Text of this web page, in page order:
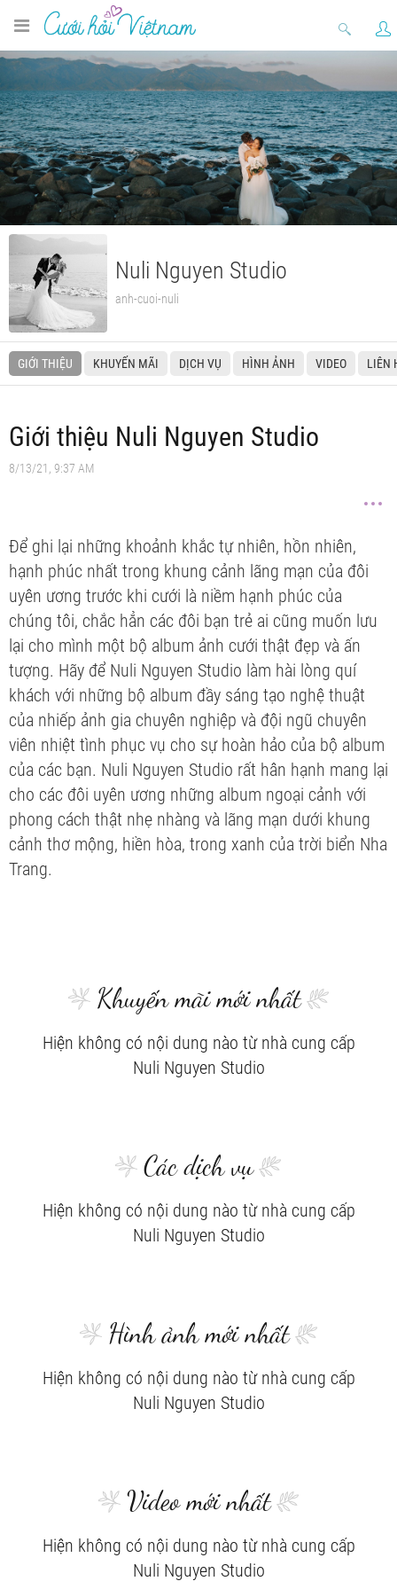
Nuli Nguyen Studio
anh-cuoi-nuli
GIỚI THIỆU KHUYẾN MÃI DỊCH VỤ HÌNH ẢNH VIDEO LIÊN
Giới thiệu Nuli Nguyen Studio
8/13/21, 9:37 AM
Để ghi lại những khoảnh khắc tự nhiên, hồn nhiên,
hạnh phúc nhất trong khung cảnh lãng mạn của đôi
uyên ương trước khi cưới là niềm hạnh phúc của
chúng tôi, chắc hẳn các đôi bạn trẻ ai cũng muốn lưu
lại cho mình một bộ album ảnh cưới thật đẹp và ấn
tượng. Hãy để Nuli Nguyen Studio làm hài lòng quí
khách với những bộ album đầy sáng tạo nghệ thuật
của nhiếp ảnh gia chuyên nghiệp và đội ngũ chuyên
viên nhiệt tình phục vụ cho sự hoàn hảo của bộ album
của các bạn. Nuli Nguyen Studio rất hân hạnh mang lại
cho các đôi uyên ương những album ngoại cảnh với
phong cách thật nhẹ nhàng và lãng mạn dưới khung
cảnh thơ mộng, hiền hòa, trong xanh của trời biển Nha
Trang.
Khuyến mãi mới nhất
Hiện không có nội dung nào từ nhà cung cấp
Nuli Nguyen Studio
Các dịch vụ
Hiện không có nội dung nào từ nhà cung cấp
Nuli Nguyen Studio
Hình ảnh mới nhất
Hiện không có nội dung nào từ nhà cung cấp
Nuli Nguyen Studio
Video mới nhất
Hiện không có nội dung nào từ nhà cung cấp
Nuli Nguyen Studio